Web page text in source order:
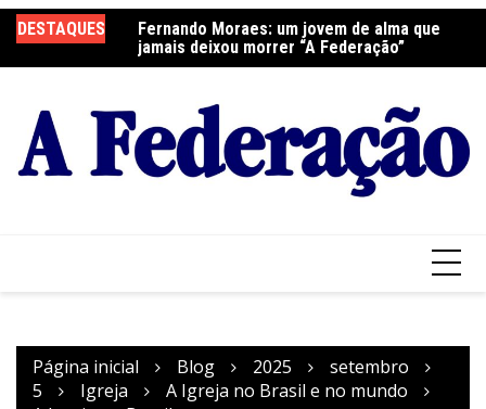
para
o
DESTAQUES
Fernando Moraes: um jovem de alma que
jamais deixou morrer “A Federação”
Curso Oração e Vida na Paróquia São José
Página inicial Blog 2025
setembro
5
Igreja
A Igreja no Brasil e no mundo